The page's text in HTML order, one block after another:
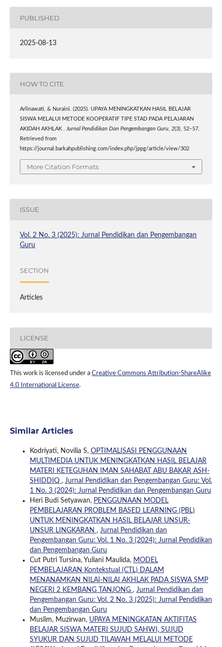
PUBLISHED
2025-08-13
HOW TO CITE
Arlinawati, & Nuraini. (2025). UPAYA MENINGKATKAN HASIL BELAJAR
SISWA MELALUI METODE KOOPERATIF TIPE STAD PADA PELAJARAN
AKIDAH AKHLAK . Jurnal Pendidikan Dan Pengembangan Guru, 2(3), 52–57.
Retrieved from
https://journal.barkahpublishing.com/index.php/jppg/article/view/302
More Citation Formats
ISSUE
Vol. 2 No. 3 (2025): Jurnal Pendidikan dan Pengembangan
Guru
SECTION
Articles
LICENSE
This work is licensed under a Creative Commons Attribution-ShareAlike
4.0 International License.
Similar Articles
Kodriyati, Novilia S, OPTIMALISASI PENGGUNAAN
MULTIMEDIA UNTUK MENINGKATKAN HASIL BELAJAR
MATERI KETEGUHAN IMAN SAHABAT ABU BAKAR ASH-
SHIDDIQ , Jurnal Pendidikan dan Pengembangan Guru: Vol.
1 No. 3 (2024): Jurnal Pendidikan dan Pengembangan Guru
Heri Budi Setyawan, PENGGUNAAN MODEL
PEMBELAJARAN PROBLEM BASED LEARNING (PBL)
UNTUK MENINGKATKAN HASIL BELAJAR UNSUR-
UNSUR LINGKARAN , Jurnal Pendidikan dan
Pengembangan Guru: Vol. 1 No. 3 (2024): Jurnal Pendidikan
dan Pengembangan Guru
Cut Putri Tursina, Yuliani Maulida, MODEL
PEMBELAJARAN Kontekstual (CTL) DALAM
MENANAMKAN NILAI-NILAI AKHLAK PADA SISWA SMP
NEGERI 2 KEMBANG TANJONG , Jurnal Pendidikan dan
Pengembangan Guru: Vol. 2 No. 3 (2025): Jurnal Pendidikan
dan Pengembangan Guru
Muslim, Muzirwan, UPAYA MENINGKATAN AKTIFITAS
BELAJAR SISWA MATERI SUJUD SAHWI, SUJUD
SYUKUR DAN SUJUD TILAWAH MELALUI METODE